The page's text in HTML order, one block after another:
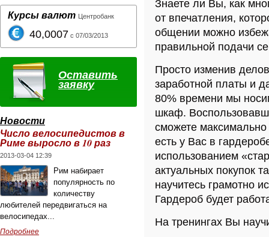
Курсы валют Центробанк
40,0007 с 07/03/2013
Оставить
заявку
Новости
Число велосипедистов в
Риме выросло в 10 раз
2013-03-04 12:39
Рим набирает
популярность по
количеству
любителей передвигаться на
велосипедах...
Подробнее
Знаете ли Вы, как
от впечатления,
общении можно
правильной подачи
Просто изменив
заработной платы и
80% времени мы
шкаф.
сможете
есть у Вас в
использованием
актуальных покупок
научитесь грамотно
Гардероб будет
На тренингах Вы